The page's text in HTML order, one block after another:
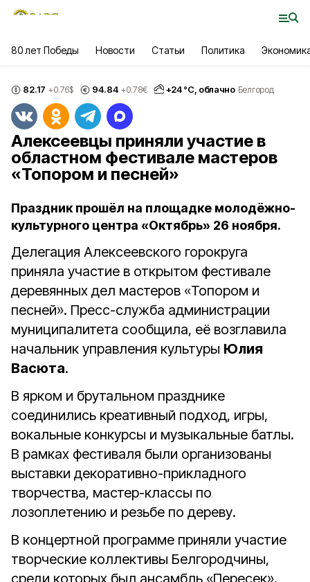
80 лет Победы Новости Статьи Политика
82.17 +0.76$ 94.84 +0.78€ +24°С, облачно Белгород
Алексеевцы приняли участие в
областном фестивале мастеров
«Топором и песней»
Праздник прошёл на площадке молодёжно-
культурного центра «Октябрь» 26 ноября.
Делегация Алексеевского горокруга
приняла участие в открытом фестивале
деревянных дел мастеров «Топором и
песней». Пресс-служба администрации
муниципалитета сообщила, её возглавила
начальник управления культуры Юлия
Васюта.
В ярком и брутальном празднике
соединились креативный подход, игры,
вокальные конкурсы и музыкальные батлы.
В рамках фестиваля были организованы
выставки декоративно-прикладного
творчества, мастер-классы по
лозоплетению и резьбе по дереву.
В концертной программе приняли участие
творческие коллективы Белгородчины,
среди которых был ансамбль «Пересек».